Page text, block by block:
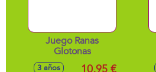
Juego Ranas
Glotonas
3 años